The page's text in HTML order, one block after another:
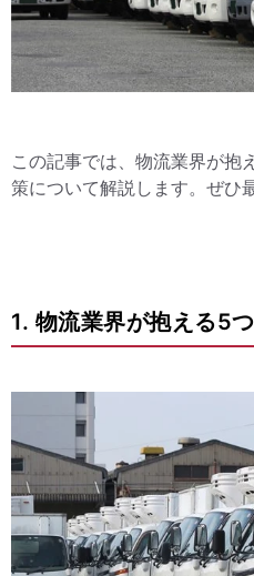
この記事では、物流業界が抱
策について解説します。ぜひ
1. 物流業界が抱える5